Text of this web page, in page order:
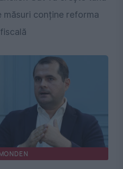
măsuri conține reforma
fiscală